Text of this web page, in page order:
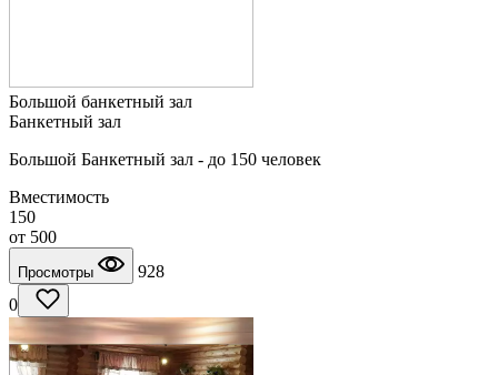
Большой банкетный зал
Банкетный зал
Большой Банкетный зал - до 150 человек
Вместимость
150
от 500
Просмотры
928
0